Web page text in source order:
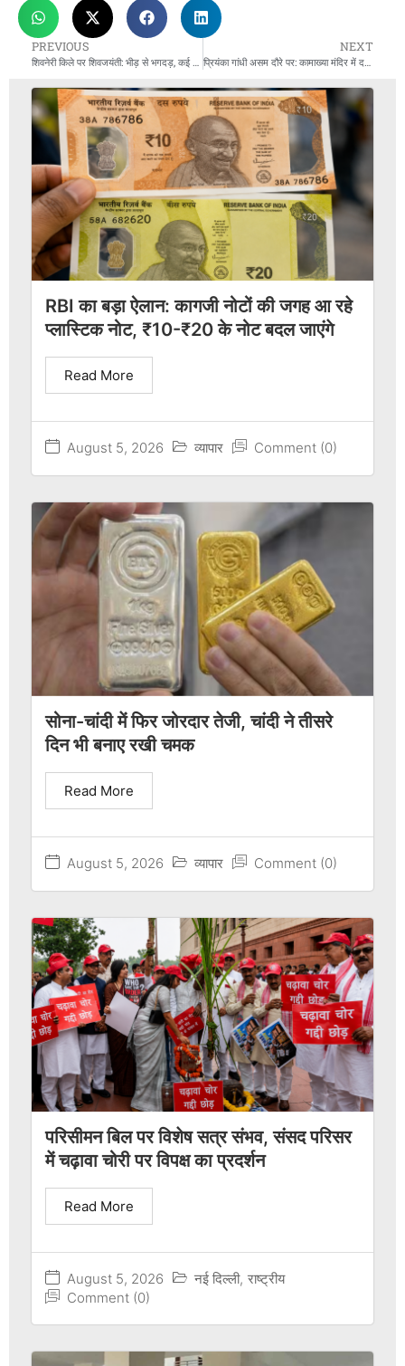
PREVIOUS NEXT
प्रियंका गांधी असम दौरे पर: कामाख्या मंदिर में दर्शन, विधानसभा चुनाव की तैयारियां तेज
RBI का बड़ा ऐलान: कागजी नोटों की जगह आ रहे
प्लास्टिक नोट, ₹10-₹20 के नोट बदल जाएंगे
August 5, 2026 व्यापार Comment (0)
Read More
सोना-चांदी में फिर जोरदार तेजी, चांदी ने तीसरे
दिन भी बनाए रखी चमक
August 5, 2026 व्यापार Comment (0)
Read More
परिसीमन बिल पर विशेष सत्र संभव, संसद परिसर
में चढ़ावा चोरी पर विपक्ष का प्रदर्शन
August 5, 2026 नई दिल्ली, राष्ट्रीय
Comment (0)
Read More